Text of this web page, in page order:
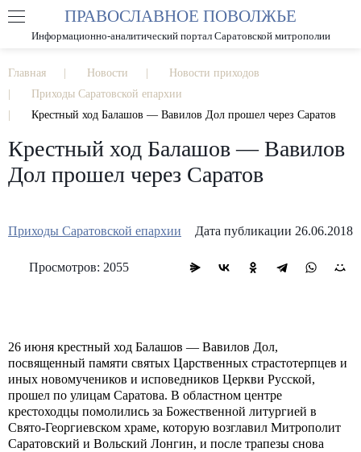
РАЗМЕР ШРИФТА А А
ПРАВОСЛАВНОЕ ПОВОЛЖЬЕ
Информационно-аналитический портал Саратовской митрополии
Главная Новости
Новости приходов
Приходы Саратовской епархии
Крестный ход Балашов — Вавилов Дол прошел через Саратов
Крестный ход Балашов — Вавилов
Дол прошел через Саратов
Приходы Саратовской епархии Дата публикации 26.06.2018
Просмотров: 2055
26 июня крестный ход Балашов — Вавилов Дол,
посвященный памяти святых Царственных страстотерпцев и
иных новомучеников и исповедников Церкви Русской,
прошел по улицам Саратова. В областном центре
крестоходцы помолились за Божественной литургией в
Свято-Георгиевском храме, которую возглавил Митрополит
Саратовский и Вольский Лонгин, и после трапезы снова